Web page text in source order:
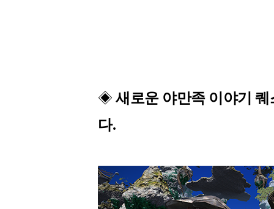
◈ 새로운 야만족 이야기
다.